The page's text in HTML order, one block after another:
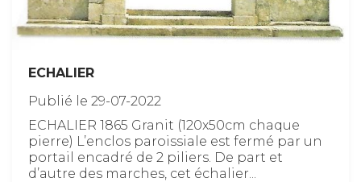
ECHALIER
Publié le 29-07-2022
ECHALIER 1865 Granit (120x50cm chaque
pierre) L’enclos paroissiale est fermé par un
portail encadré de 2 piliers. De part et
d’autre des marches, cet échalier...